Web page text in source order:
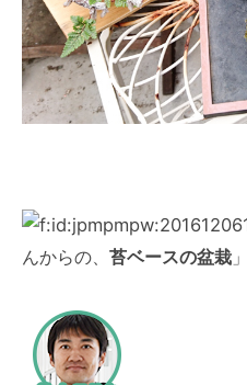
んからの、 苔ベースの盆栽 」